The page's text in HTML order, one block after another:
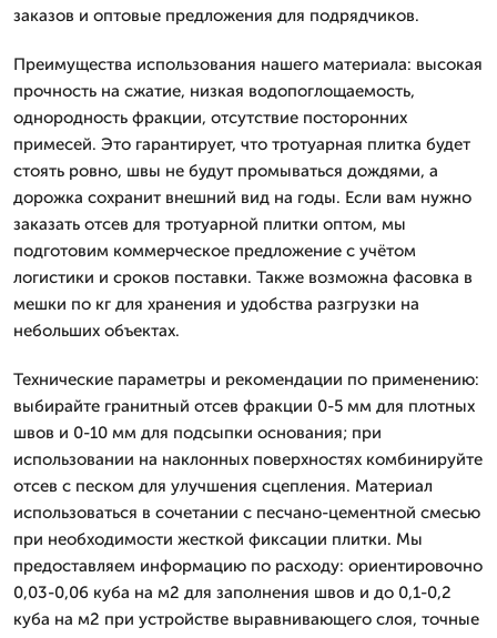
заказов и оптовые предложения для подрядчиков.
Преимущества использования нашего материала: высокая
прочность на сжатие, низкая водопоглощаемость,
однородность фракции, отсутствие посторонних
примесей. Это гарантирует, что тротуарная плитка будет
стоять ровно, швы не будут промываться дождями, а
дорожка сохранит внешний вид на годы. Если вам нужно
заказать отсев для тротуарной плитки оптом, мы
подготовим коммерческое предложение с учётом
логистики и сроков поставки. Также возможна фасовка в
мешки по кг для хранения и удобства разгрузки на
небольших объектах.
Технические параметры и рекомендации по применению:
выбирайте гранитный отсев фракции 0-5 мм для плотных
швов и 0-10 мм для подсыпки основания; при
использовании на наклонных поверхностях комбинируйте
отсев с песком для улучшения сцепления. Материал
использоваться в сочетании с песчано-цементной смесью
при необходимости жесткой фиксации плитки. Мы
предоставляем информацию по расходу: ориентировочно
0,03-0,06 куба на м2 для заполнения швов и до 0,1-0,2
куба на м2 при устройстве выравнивающего слоя, точные